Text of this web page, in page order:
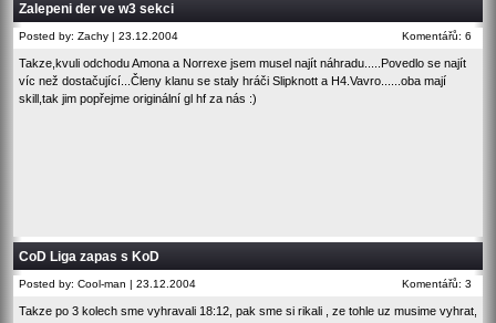
Zalepeni der ve w3 sekci
Posted by: Zachy | 23.12.2004 Komentářů: 6
Takze,kvuli odchodu Amona a Norrexe jsem musel najít náhradu.....Povedlo se najít
víc než dostačující...Členy klanu se staly hráči Slipknott a H4.Vavro......oba mají
skill,tak jim popřejme originální gl hf za nás :)
CoD Liga zapas s KoD
Posted by: Cool-man | 23.12.2004 Komentářů: 3
Takze po 3 kolech sme vyhravali 18:12, pak sme si rikali , ze tohle uz musime vyhrat,